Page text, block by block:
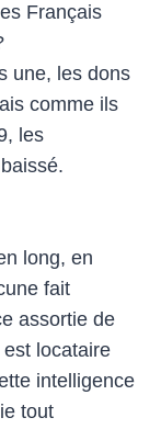
Français
une, les dons
comme ils
les
long, en
fait
assortie de
est locataire
intelligence
tout